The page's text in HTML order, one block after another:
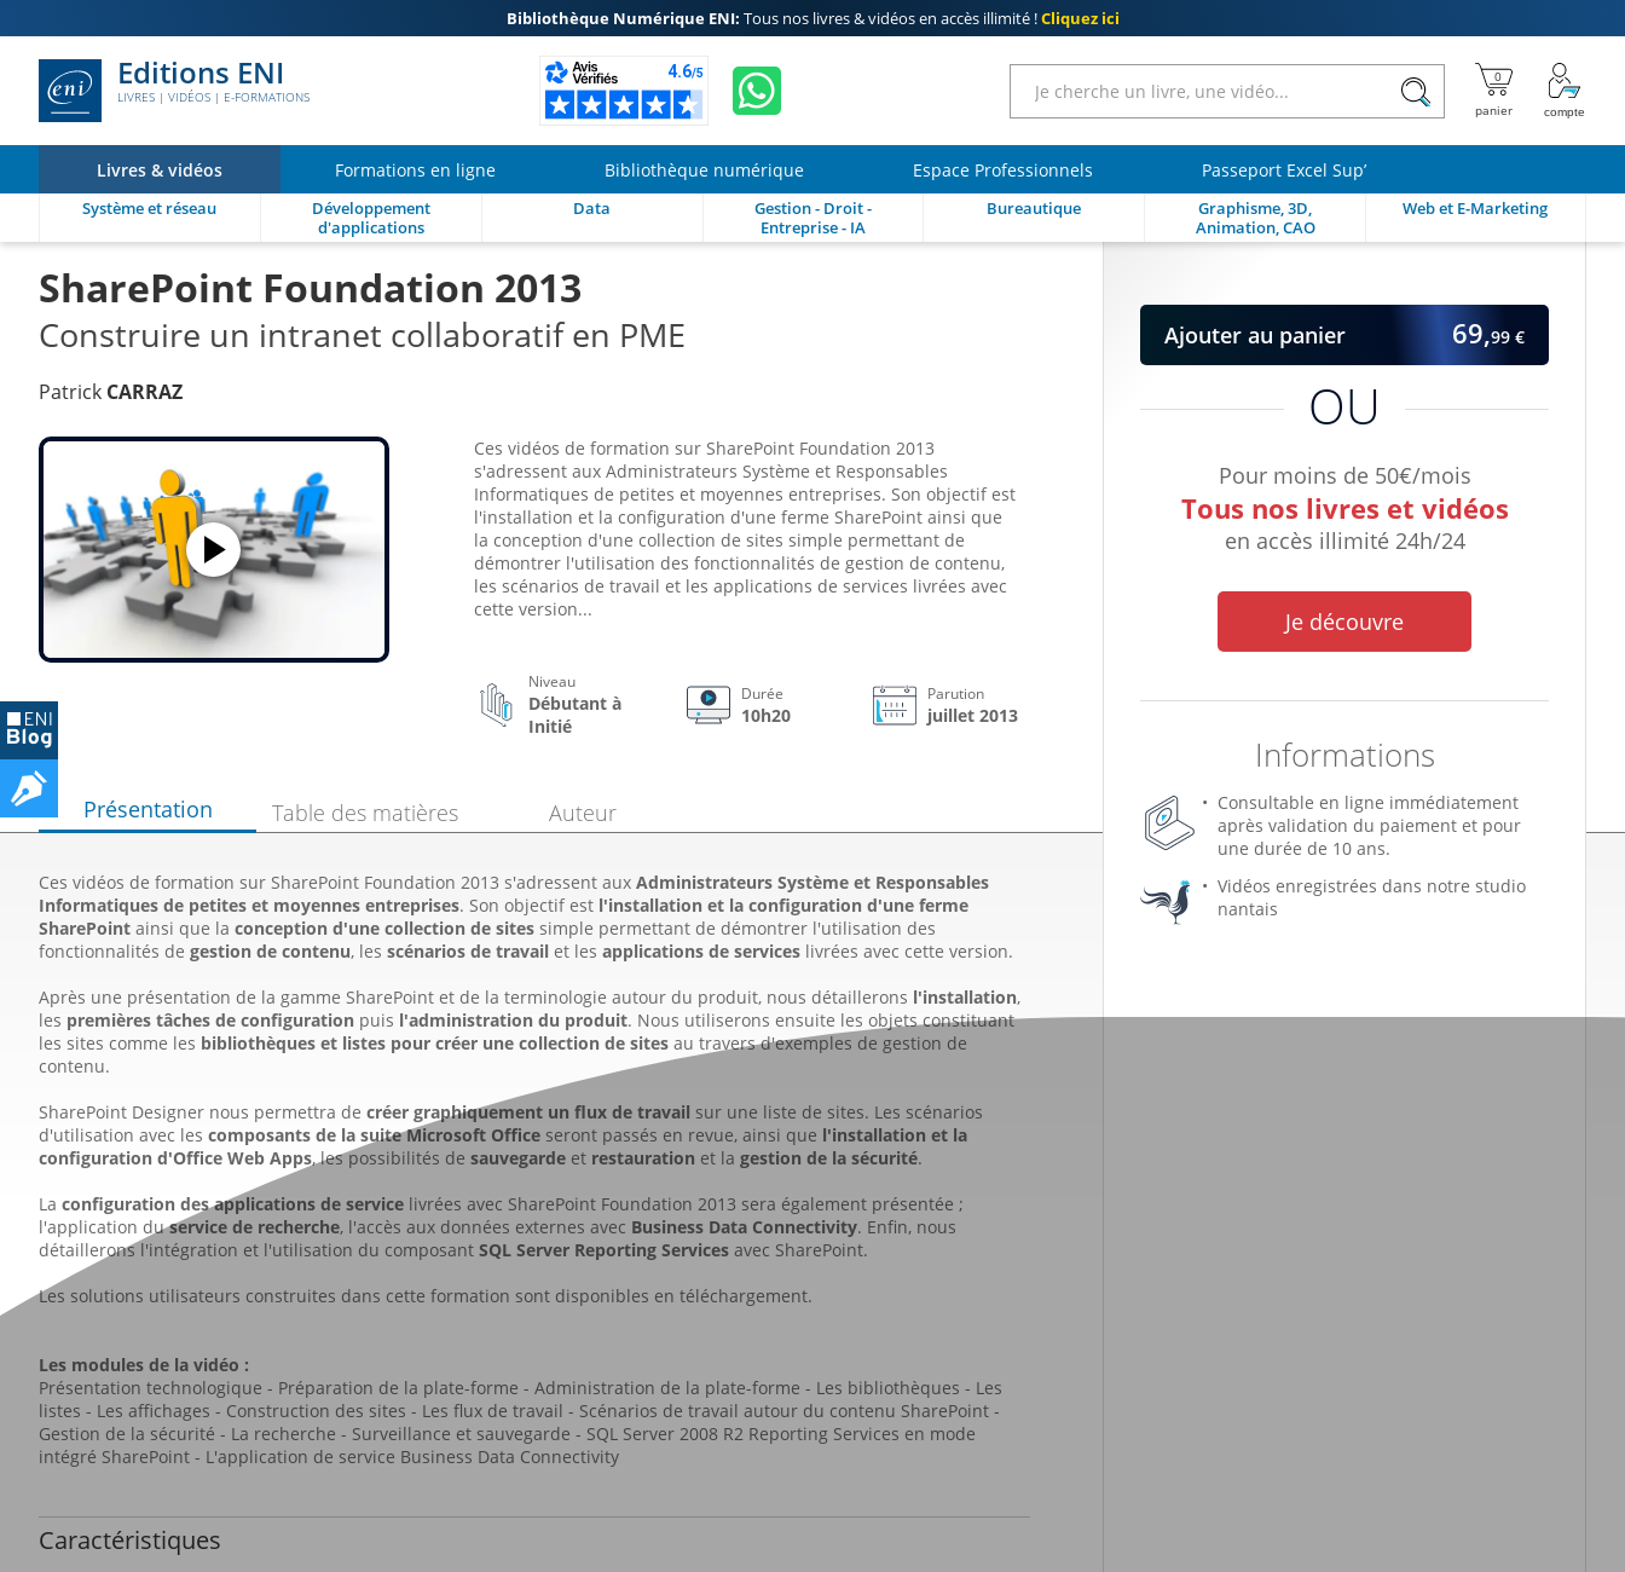
Bibliothèque Numérique ENI: Tous nos livres & vidéos en accès illimité !Cliquez ici
Editions ENI
LIVRES | VIDÉOS | E-FORMATIONS
Livres & vidéos Formations en ligne Bibliothèque numérique Espace Professionnels Passeport Excel Sup’
Système et réseau
Développement
d'applications
Data
Gestion - Droit -
Entreprise - IA
Bureautique
Graphisme, 3D,
Animation, CAO
Web et E-Marketing
SharePoint Foundation 2013
Construire un intranet collaboratif en PME
Patrick CARRAZ OU
Pour moins de 50€/mois
Tous nos livres et vidéos
en accès illimité 24h/24
Je découvre
Informations
Consultable en ligne immédiatement
après validation du paiement et pour
une durée de 10 ans.
Vidéos enregistrées dans notre studio
nantais
Ajouter au panier 69,99 €
Ces vidéos de formation sur SharePoint Foundation 2013
s'adressent aux Administrateurs Système et Responsables
Informatiques de petites et moyennes entreprises. Son objectif est
l'installation et la configuration d'une ferme SharePoint ainsi que
la conception d'une collection de sites simple permettant de
démontrer l'utilisation des fonctionnalités de gestion de contenu,
les scénarios de travail et les applications de services livrées avec
cette version...
Niveau
Débutant à
Initié
Durée
10h20
Parution
juillet 2013
Présentation
Ces vidéos de formation sur SharePoint Foundation 2013 s'adressent aux Administrateurs Système et Responsables
Informatiques de petites et moyennes entreprises. Son objectif est l'installation et la configuration d'une ferme
SharePoint ainsi que la conception d'une collection de sites simple permettant de démontrer l'utilisation des
fonctionnalités de gestion de contenu, les scénarios de travail et les applications de services livrées avec cette version.
Après une présentation de la gamme SharePoint et de la terminologie autour du produit, nous détaillerons l'installation,
les premières tâches de configuration puis l'administration du produit. Nous utiliserons ensuite les objets constituant
les sites comme les bibliothèques et listes pour créer une collection de sites au travers d'exemples de gestion de
contenu.
SharePoint Designer nous permettra de créer graphiquement un flux de travail sur une liste de sites. Les scénarios
d'utilisation avec les composants de la suite Microsoft Office seront passés en revue, ainsi que l'installation et la
configuration d'Office Web Apps, les possibilités de sauvegarde et restauration et la gestion de la sécurité.
La configuration des applications de service livrées avec SharePoint Foundation 2013 sera également présentée ;
l'application duservice de recherche, l'accès aux données externes avec Business Data Connectivity. Enfin, nous
détaillerons l'intégration et l'utilisation du composant SQL Server Reporting Services avec SharePoint.
Les solutions utilisateurs construites dans cette formation sont disponibles en téléchargement.
Les modules de la vidéo :
Présentation technologique - Préparation de la plate-forme - Administration de la plate-forme - Les bibliothèques - Les
listes - Les affichages - Construction des sites - Les flux de travail - Scénarios de travail autour du contenu SharePoint -
Gestion de la sécurité - La recherche - Surveillance et sauvegarde - SQL Server 2008 R2 Reporting Services en mode
intégré SharePoint - L'application de service Business Data Connectivity
Caractéristiques
Table des matières Auteur